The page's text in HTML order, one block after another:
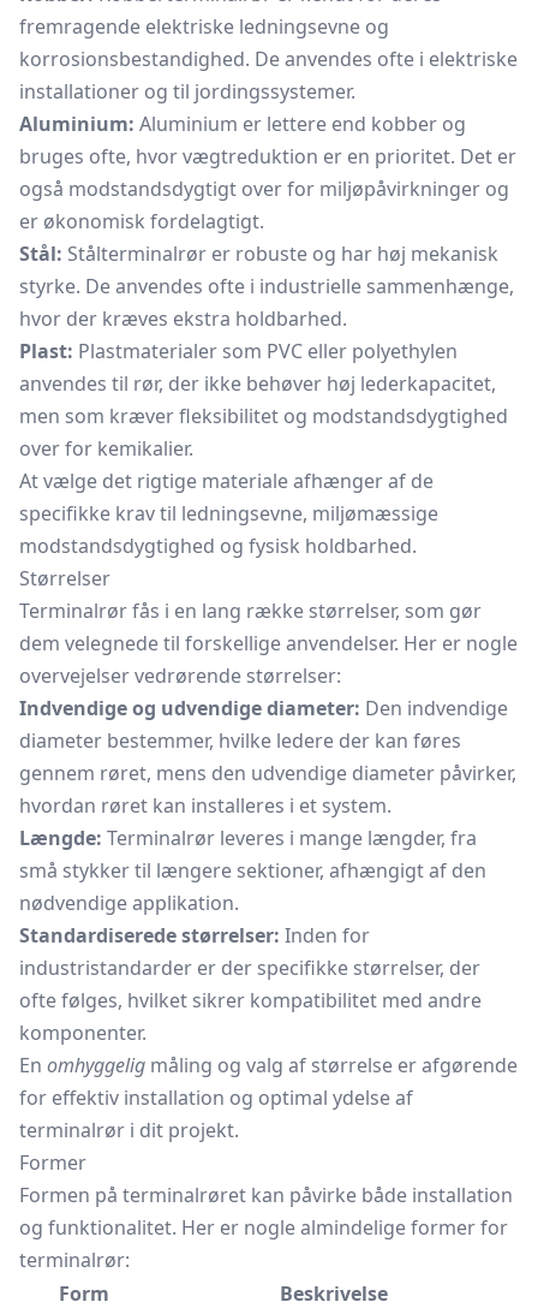
fremragende elektriske ledningsevne og
korrosionsbestandighed. De anvendes ofte i elektriske
installationer og til jordingssystemer.
Aluminium: Aluminium er lettere end kobber og
bruges ofte, hvor vægtreduktion er en prioritet. Det er
også modstandsdygtigt over for miljøpåvirkninger og
er økonomisk fordelagtigt.
Stål: Stålterminalrør er robuste og har høj mekanisk
styrke. De anvendes ofte i industrielle sammenhænge,
hvor der kræves ekstra holdbarhed.
Plast: Plastmaterialer som PVC eller polyethylen
anvendes til rør, der ikke behøver høj lederkapacitet,
men som kræver fleksibilitet og modstandsdygtighed
over for kemikalier.
At vælge det rigtige materiale afhænger af de
specifikke krav til ledningsevne, miljømæssige
modstandsdygtighed og fysisk holdbarhed.
Størrelser
Terminalrør fås i en lang række størrelser, som gør
dem velegnede til forskellige anvendelser. Her er nogle
overvejelser vedrørende størrelser:
Indvendige og udvendige diameter: Den indvendige
diameter bestemmer, hvilke ledere der kan føres
gennem røret, mens den udvendige diameter påvirker,
hvordan røret kan installeres i et system.
Længde: Terminalrør leveres i mange længder, fra
små stykker til længere sektioner, afhængigt af den
nødvendige applikation.
Standardiserede størrelser: Inden for
industristandarder er der specifikke størrelser, der
ofte følges, hvilket sikrer kompatibilitet med andre
komponenter.
En omhyggelig måling og valg af størrelse er afgørende
for effektiv installation og optimal ydelse af
terminalrør i dit projekt.
Former
Formen på terminalrøret kan påvirke både installation
og funktionalitet. Her er nogle almindelige former for
terminalrør:
Form
Beskrivelse